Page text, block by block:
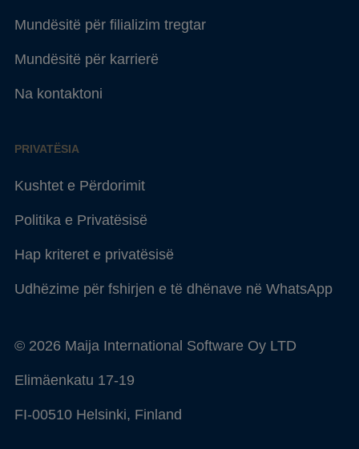
Mundësitë për filializim tregtar
Mundësitë për karrierë
Na kontaktoni
PRIVATËSIA
Kushtet e Përdorimit
Politika e Privatësisë
Hap kriteret e privatësisë
Udhëzime për fshirjen e të dhënave në WhatsApp
© 2026 Maija International Software Oy LTD
Elimäenkatu 17-19
FI-00510 Helsinki, Finland